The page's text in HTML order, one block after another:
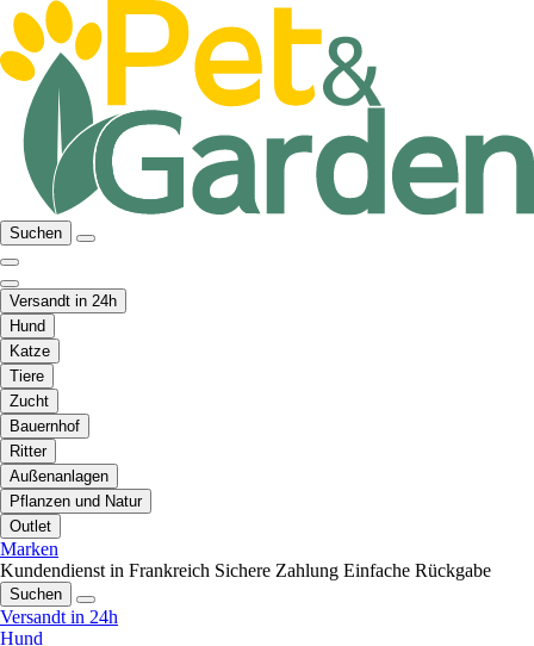
Suchen
Versandt in 24h
Hund
Katze
Tiere
Zucht
Bauernhof
Ritter
Außenanlagen
Pflanzen und Natur
Outlet
Marken
Kundendienst in Frankreich Sichere Zahlung Einfache Rückgabe
Suchen
Versandt in 24h
Hund